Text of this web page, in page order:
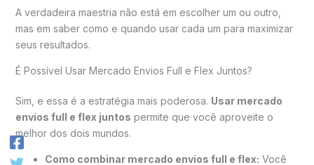
A verdadeira maestria não está em escolher um ou outro,
mas em saber como e quando usar cada um para maximizar
seus resultados.
É Possível Usar Mercado Envios Full e Flex Juntos?
Sim, e essa é a estratégia mais poderosa. Usar mercado
envios full e flex juntos permite que você aproveite o
melhor dos dois mundos.
Como combinar mercado envios full e flex: Você